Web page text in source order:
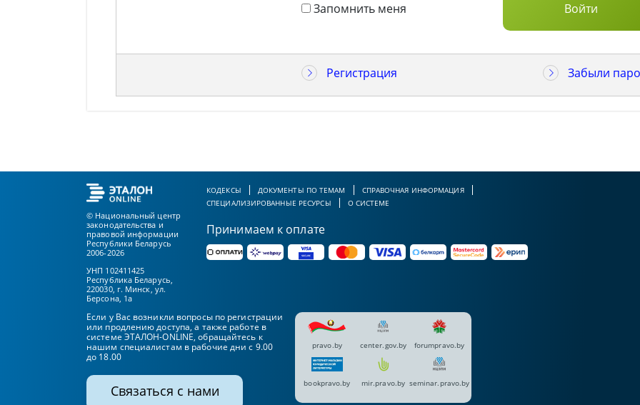
Запомнить меня
Регистрация Забыли
© Национальный центр
законодательства и
правовой информации
Республики Беларусь
2006-2026
УНП 102411425
Республика Беларусь,
220030, г. Минск, ул.
Берсона, 1а
КОДЕКСЫ ДОКУМЕНТЫ ПО ТЕМАМ
СПРАВОЧНАЯ ИНФОРМАЦИЯ
СПЕЦИАЛИЗИРОВАННЫЕ РЕСУРСЫ
О СИСТЕМЕ
Принимаем к оплате
Если у Вас возникли вопросы по регистрации
или продлению доступа, а также работе в
системе ЭТАЛОН-ONLINE, обращайтесь к
нашим специалистам в рабочие дни с 9.00
до 18.00
Связаться с нами
pravo.by center.gov.by forumpravo.by
bookpravo.by mir.pravo.by seminar.pravo.by